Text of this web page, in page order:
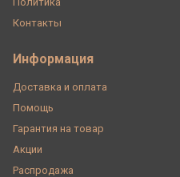
Контакты
Информация
Доставка и оплата
Помощь
Гарантия на товар
Акции
Распродажа